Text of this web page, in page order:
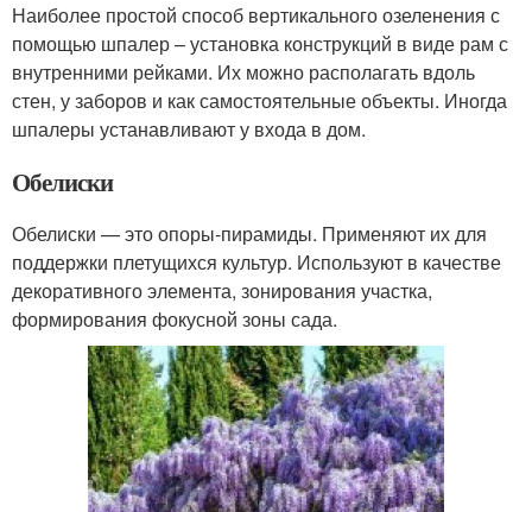
Наиболее простой способ вертикального озеленения с
помощью шпалер – установка конструкций в виде рам с
внутренними рейками. Их можно располагать вдоль
стен, у заборов и как самостоятельные объекты. Иногда
шпалеры устанавливают у входа в дом.
Обелиски
Обелиски — это опоры-пирамиды. Применяют их для
поддержки плетущихся культур. Используют в качестве
декоративного элемента, зонирования участка,
формирования фокусной зоны сада.